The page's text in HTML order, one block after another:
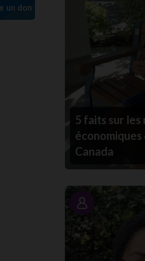
5 faits sur les
économiques
Canada
Portrait